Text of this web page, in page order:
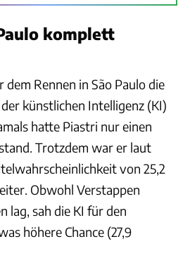
komplett
Rennen in São Paulo die
künstlichen Intelligenz (KI)
hatte Piastri nur einen
Trotzdem war er laut
von 25,2
Obwohl Verstappen
lag, sah die KI für den
höhere Chance (27,9